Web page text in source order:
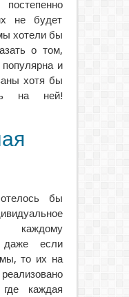
не будет
хотели бы
о том,
и
хотя бы
на ней!
бы
даже если
то их на
каждая